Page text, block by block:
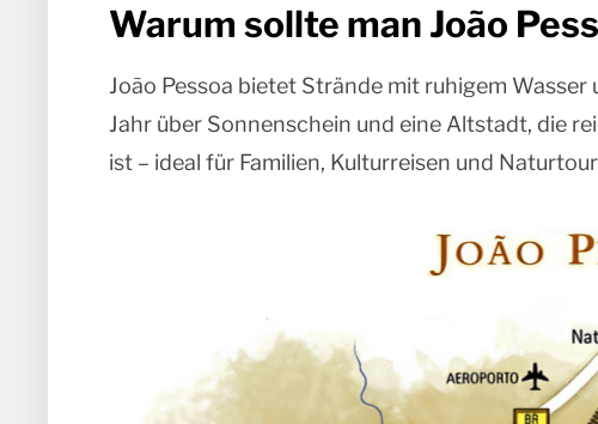
Warum sollte man João
João Pessoa bietet Strände mit ruhigem
Jahr über Sonnenschein und eine Altstadt, die
ist – ideal für Familien, Kulturreisen und